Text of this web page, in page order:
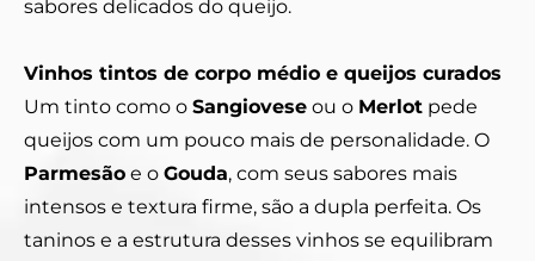
sabores delicados do queijo.
Vinhos tintos de corpo médio e queijos curados
Um tinto como o Sangiovese ou o Merlot pede
queijos com um pouco mais de personalidade. O
Parmesão e o Gouda, com seus sabores mais
intensos e textura firme, são a dupla perfeita. Os
taninos e a estrutura desses vinhos se equilibram